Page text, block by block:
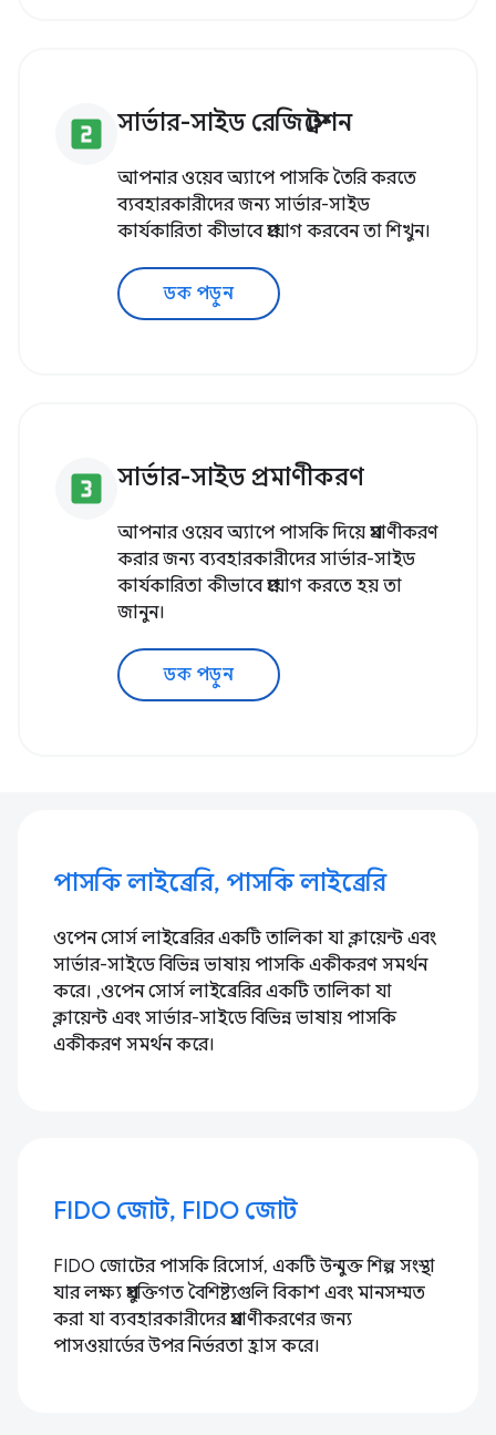
looks_two সার্ভার-সাইড রেজিস্ট্রেশন
আপনার ওয়েব অ্যাপে পাসকি তৈরি করতে
ব্যবহারকারীদের জন্য সার্ভার-সাইড
কার্যকারিতা কীভাবে প্রয়োগ করবেন তা শিখুন।
ডক পড়ুন
looks_3 সার্ভার-সাইড প্রমাণীকরণ
আপনার ওয়েব অ্যাপে পাসকি দিয়ে প্রমাণীকরণ
করার জন্য ব্যবহারকারীদের সার্ভার-সাইড
কার্যকারিতা কীভাবে প্রয়োগ করতে হয় তা
জানুন।
ডক পড়ুন
পাসকি লাইব্রেরি, পাসকি লাইব্রেরি
ওপেন সোর্স লাইব্রেরির একটি তালিকা যা ক্লায়েন্ট এবং
সার্ভার-সাইডে বিভিন্ন ভাষায় পাসকি একীকরণ সমর্থন
করে। ,ওপেন সোর্স লাইব্রেরির একটি তালিকা যা
ক্লায়েন্ট এবং সার্ভার-সাইডে বিভিন্ন ভাষায় পাসকি
একীকরণ সমর্থন করে।
FIDO জোট, FIDO জোট
FIDO জোটের পাসকি রিসোর্স, একটি উন্মুক্ত শিল্প সংস্থা
যার লক্ষ্য প্রযুক্তিগত বৈশিষ্ট্যগুলি বিকাশ এবং মানসম্মত
করা যা ব্যবহারকারীদের প্রমাণীকরণের জন্য
পাসওয়ার্ডের উপর নির্ভরতা হ্রাস করে।